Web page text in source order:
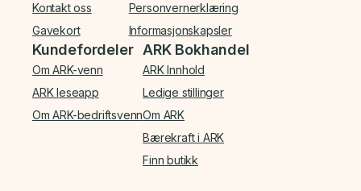
Kontakt oss
Gavekort
Personvernerklæring
Informasjonskapsler
Kundefordeler
Om ARK-venn
ARK leseapp
Om ARK-bedriftsvenn
ARK Bokhandel
ARK Innhold
Ledige stillinger
Om ARK
Bærekraft i ARK
Finn butikk